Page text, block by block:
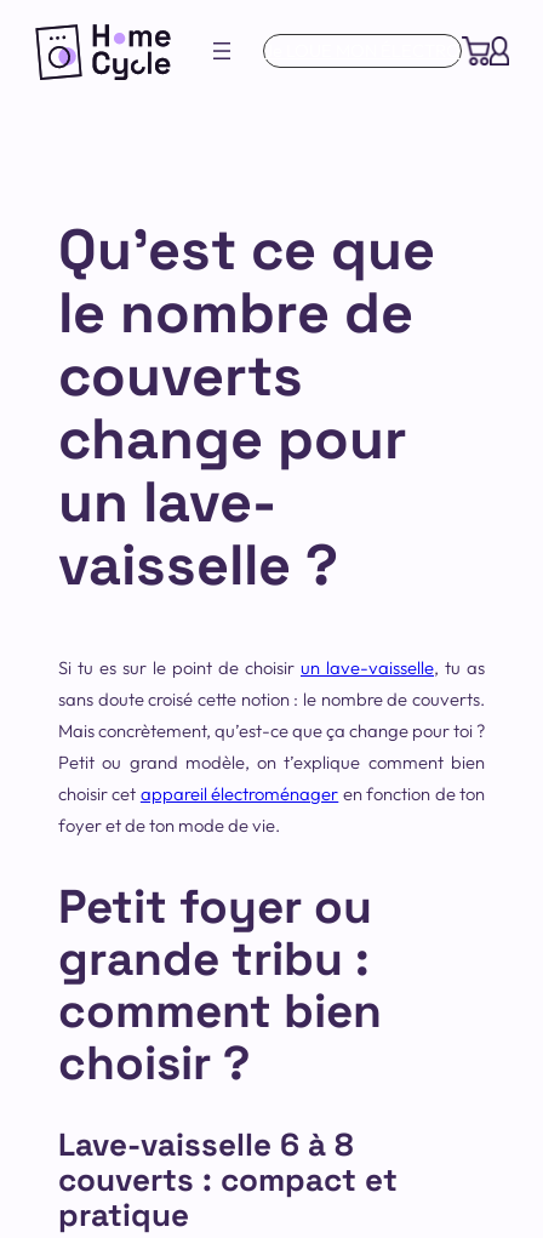
Aller
contenu
Je LOUE MON ÉLECTRO
Qu’est ce que
le nombre de
couverts
change pour
un lave-
vaisselle ?
Si tu es sur le point de choisir un lave-vaisselle, tu as
sans doute croisé cette notion : le nombre de couverts.
Mais concrètement, qu’est-ce que ça change pour toi ?
Petit ou grand modèle, on t’explique comment bien
choisir cet appareil électroménager en fonction de ton
foyer et de ton mode de vie.
Petit foyer ou
grande tribu :
comment bien
choisir ?
Lave-vaisselle 6 à 8
couverts : compact et
pratique